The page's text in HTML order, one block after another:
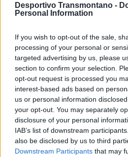
Desportivo Transmontano -
Personal Information
If you wish to opt-out of the sale,
processing of your personal or
targeted advertising by us, please
section to confirm your selection.
opt-out request is processed you
interest-based ads based on
us or personal information
your opt-out. You may separately
disclosure of your personal
IAB’s list of downstream
also be disclosed by us to third
Downstream Participants that may
Nessa linha, afirmou que “este facto
responsabilidade e empenho de todos
Sem nunca esquecer o caminho
sobre os novos desafios “estamos a
instituição que é de todos, que
com todos para o futuro”… “o
desportiva nas atividades de recriação
veteranos e o walking football, a
pessoas com necessidades especiais
países que tem sido impossibilitados